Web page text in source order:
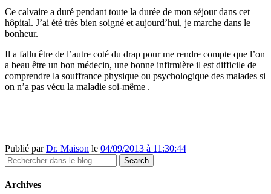
Ce calvaire a duré pendant toute la durée de mon séjour dans cet
hôpital. J’ai été très bien soigné et aujourd’hui, je marche dans le
bonheur.
Il a fallu être de l’autre coté du drap pour me rendre compte que l’on
a beau être un bon médecin, une bonne infirmière il est difficile de
comprendre la souffrance physique ou psychologique des malades si
on n’a pas vécu la maladie soi-même .
Publié parDr. Maison le 04/09/2013 à 11:30:44
Archives